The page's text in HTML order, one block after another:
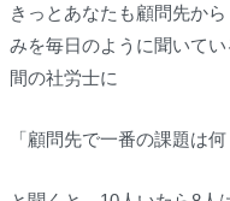
きっとあなたも顧問先か
みを毎日のように聞いて
間の社労士に
「顧問先で一番の課題は何